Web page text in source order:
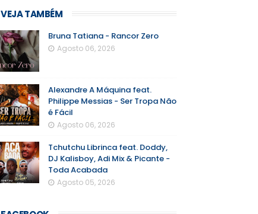
VEJA TAMBÉM
Bruna Tatiana - Rancor Zero
Agosto 06, 2026
Alexandre A Máquina feat.
Philippe Messias - Ser Tropa Não
é Fácil
Agosto 06, 2026
Tchutchu Librinca feat. Doddy,
DJ Kalisboy, Adi Mix & Picante -
Toda Acabada
Agosto 05, 2026